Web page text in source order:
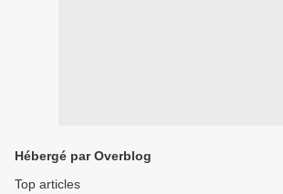
Hébergé par Overblog
Top articles